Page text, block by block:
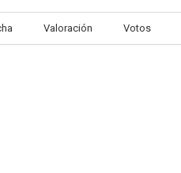
Valoración Votos